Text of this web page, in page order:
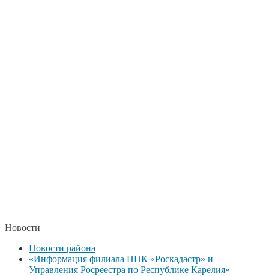
Новости
Новости района
«Информация филиала ППК «Роскадастр» и
Управления Росреестра по Республике Карелия»